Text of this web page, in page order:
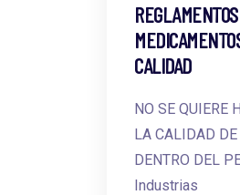
CALIDAD
NO SE QUIERE
LA CALIDAD
DENTRO DEL
Industrias